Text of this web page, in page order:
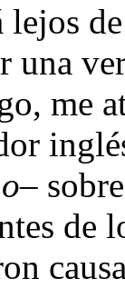
lejos
una
me
–
de